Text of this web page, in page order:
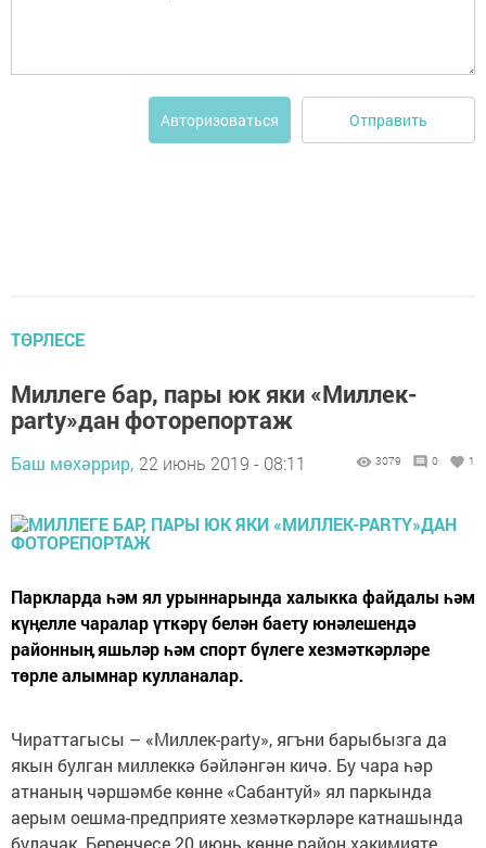
Авторизоваться Отправить
ТӨРЛЕСЕ
Миллеге бар, пары юк яки «Миллек-
party»дан фоторепортаж
Баш мөхәррир, 22 июнь 2019 - 08:11 3079 0 1
Паркларда һәм ял урыннарында халыкка файдалы һәм
күӊелле чаралар үткәрү белән баету юнәлешендә
районныӊ яшьләр һәм спорт бүлеге хезмәткәрләре
төрле алымнар кулланалар.
Чираттагысы – «Миллек-party», ягъни барыбызга да
якын булган миллеккә бәйләнгән кичә. Бу чара һәр
атнаныӊ чәршәмбе көнне «Сабантуй» ял паркында
аерым оешма-предприяте хезмәткәрләре катнашында
булачак. Беренчесе 20 июнь көнне район хакимияте